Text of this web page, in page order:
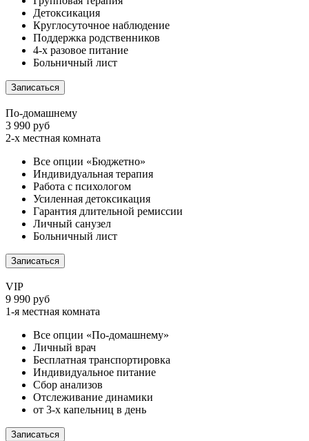
Детоксикация
Круглосуточное наблюдение
Поддержка родственников
4-х разовое питание
Больничный лист
Записаться
По-домашнему
3 990 руб
2-х местная комната
Все опции «Бюджетно»
Индивидуальная терапия
Работа с психологом
Усиленная детоксикация
Гарантия длительной ремиссии
Личный санузел
Больничный лист
Записаться
VIP
9 990 руб
1-я местная комната
Все опции «По-домашнему»
Личный врач
Бесплатная транспортировка
Индивидуальное питание
Сбор анализов
Отслеживание динамики
от 3-х капельниц в день
Записаться